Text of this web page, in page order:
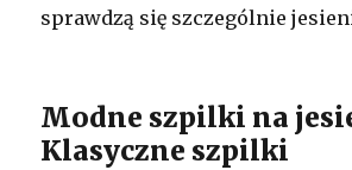
sprawdzą się szczególnie
Modne szpilki na
Klasyczne szpilki